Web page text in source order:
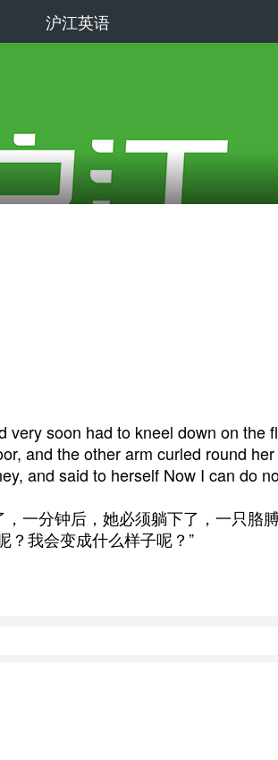
沪江英语
soon had to kneel down on
and the other arm curled round
and said to herself Now I can do
一分钟后，她必须躺下了，一只胳
？我会变成什么样子呢？”